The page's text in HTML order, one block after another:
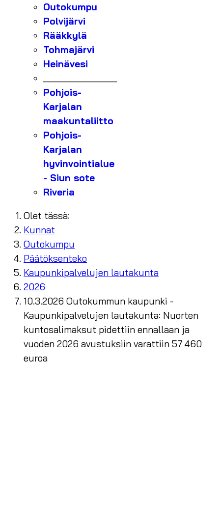
Outokumpu
Polvijärvi
Rääkkylä
Tohmajärvi
Heinävesi
Pohjois-
Karjalan
maakuntaliitto
Pohjois-
Karjalan
hyvinvointialue
- Siun sote
Riveria
Olet tässä:
Kunnat
Outokumpu
Päätöksenteko
Kaupunkipalvelujen lautakunta
2026
10.3.2026 Outokummun kaupunki -
Kaupunkipalvelujen lautakunta: Nuorten
kuntosalimaksut pidettiin ennallaan ja
vuoden 2026 avustuksiin varattiin 57 460
euroa